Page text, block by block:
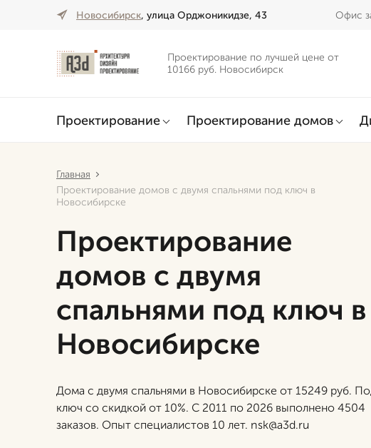
Новосибирск, улица Орджоникидзе, 43 Офис
Проектирование по лучшей цене от
10166 руб. Новосибирск
Проектирование Проектирование домов
Главная
Проектирование домов с двумя спальнями под ключ в
Новосибирске
Проектирование
домов с двумя
спальнями под ключ в
Новосибирске
Дома с двумя спальнями в Новосибирске от 15249 руб.
ключ со скидкой от 10%. С 2011 по 2026 выполнено 4504
заказов. Опыт специалистов 10 лет. nsk@a3d.ru